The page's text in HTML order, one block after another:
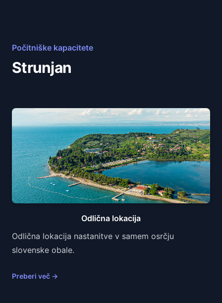
Počitniške kapacitete
Strunjan
Odlična lokacija
Odlična lokacija nastanitve v samem osrčju
slovenske obale.
Preberi več →